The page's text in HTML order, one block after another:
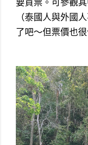
要買票。可參觀
（泰國人與外國
了吧～但票價也